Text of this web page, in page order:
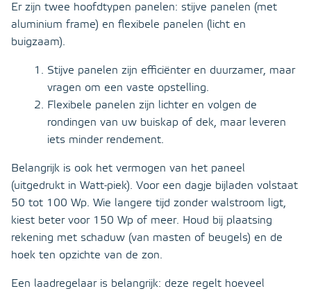
Er zijn twee hoofdtypen panelen: stijve panelen (met
aluminium frame) en flexibele panelen (licht en
buigzaam).
Stijve panelen zijn efficiënter en duurzamer, maar
vragen om een vaste opstelling.
Flexibele panelen zijn lichter en volgen de
rondingen van uw buiskap of dek, maar leveren
iets minder rendement.
Belangrijk is ook het vermogen van het paneel
(uitgedrukt in Watt-piek). Voor een dagje bijladen volstaat
50 tot 100 Wp. Wie langere tijd zonder walstroom ligt,
kiest beter voor 150 Wp of meer. Houd bij plaatsing
rekening met schaduw (van masten of beugels) en de
hoek ten opzichte van de zon.
Een laadregelaar is belangrijk: deze regelt hoeveel